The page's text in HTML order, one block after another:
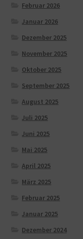
Februar 2026
Januar 2026
Dezember 2025
November 2025
Oktober 2025
September 2025
August 2025
Juli 2025
Juni 2025
Mai 2025
April 2025
März 2025
Februar 2025
Januar 2025
Dezember 2024